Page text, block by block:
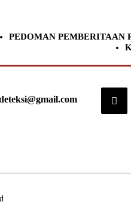
PEDOMAN PEMBERITAAN